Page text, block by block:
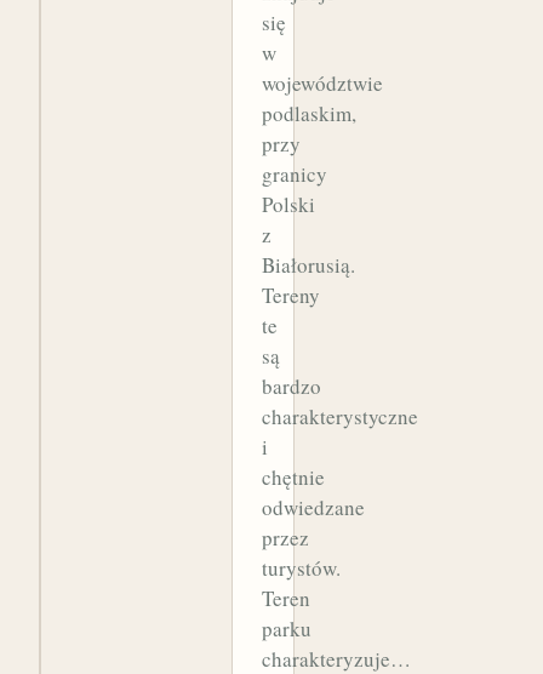
się
w
województwie
podlaskim,
przy
granicy
Polski
z
Białorusią.
Tereny
te
są
bardzo
charakterystyczne
i
chętnie
odwiedzane
przez
turystów.
Teren
parku
charakteryzuje…